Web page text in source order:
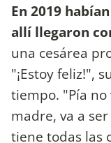
En 2019
allí llegaron
una cesárea
"¡Estoy feliz!",
tiempo. "Pía no
madre, va a
tiene todas las